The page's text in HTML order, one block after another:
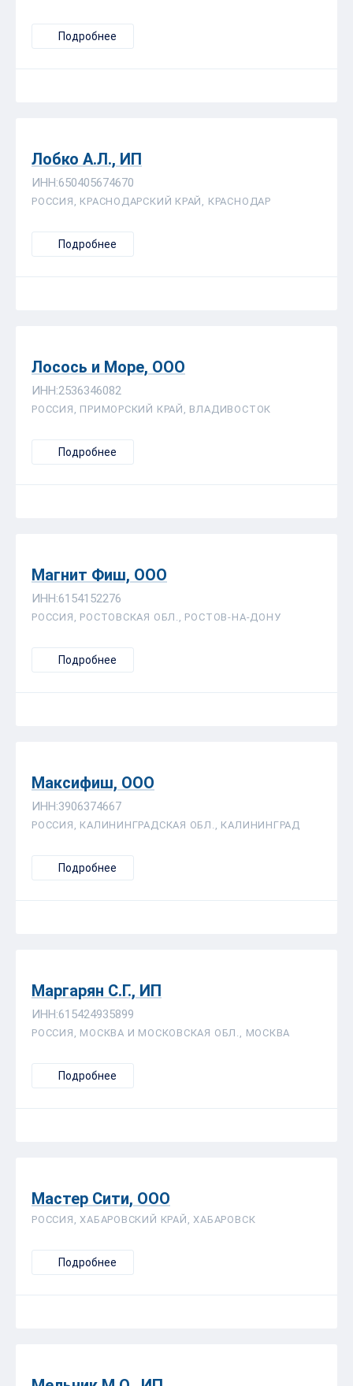
Подробнее
Лобко А.Л., ИП
ИНН:650405674670
РОССИЯ, КРАСНОДАРСКИЙ КРАЙ, КРАСНОДАР
Подробнее
Лосось и Море, ООО
ИНН:2536346082
РОССИЯ, ПРИМОРСКИЙ КРАЙ, ВЛАДИВОСТОК
Подробнее
Магнит Фиш, ООО
ИНН:6154152276
РОССИЯ, РОСТОВСКАЯ ОБЛ., РОСТОВ-НА-ДОНУ
Подробнее
Максифиш, ООО
ИНН:3906374667
РОССИЯ, КАЛИНИНГРАДСКАЯ ОБЛ., КАЛИНИНГРАД
Подробнее
Маргарян С.Г., ИП
ИНН:615424935899
РОССИЯ, МОСКВА И МОСКОВСКАЯ ОБЛ., МОСКВА
Подробнее
Мастер Сити, ООО
РОССИЯ, ХАБАРОВСКИЙ КРАЙ, ХАБАРОВСК
Подробнее